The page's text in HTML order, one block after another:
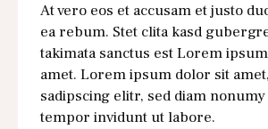
At vero eos et accusam et justo
ea rebum. Stet clita kasd
takimata sanctus est Lorem
amet. Lorem ipsum dolor sit
sadipscing elitr, sed diam
tempor invidunt ut labore.